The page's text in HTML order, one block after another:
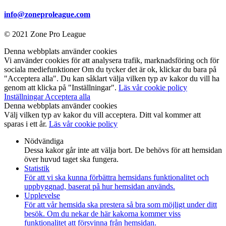
info@zoneproleague.com
© 2021 Zone Pro League
Denna webbplats använder cookies
Vi använder cookies för att analysera trafik, marknadsföring och för
sociala mediefunktioner Om du tycker det är ok, klickar du bara på
"Acceptera alla". Du kan såklart välja vilken typ av kakor du vill ha
genom att klicka på "Inställningar". Läs vår cookie policy
InställningarAcceptera alla
Denna webbplats använder cookies
Välj vilken typ av kakor du vill acceptera. Ditt val kommer att
sparas i ett år. Läs vår cookie policy
Nödvändiga
Dessa kakor går inte att välja bort. De behövs för att hemsidan
över huvud taget ska fungera.
Statistik
För att vi ska kunna förbättra hemsidans funktionalitet och
uppbyggnad, baserat på hur hemsidan används.
Upplevelse
För att vår hemsida ska prestera så bra som möjligt under ditt
besök. Om du nekar de här kakorna kommer viss
funktionalitet att försvinna från hemsidan.